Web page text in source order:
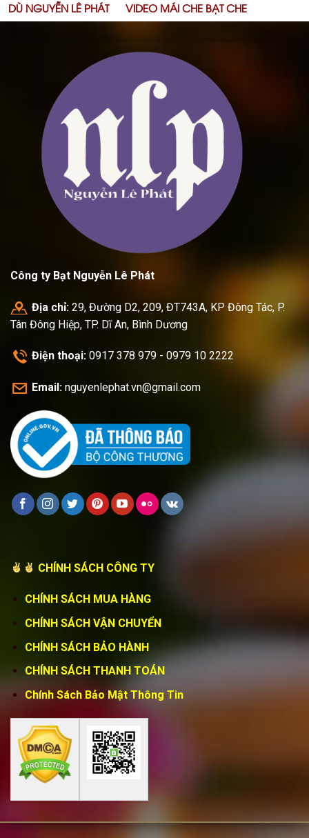
DÙ NGUYỄN LÊ PHÁT
VIDEO MÁI CHE BẠT CHE
Công ty Bạt Nguyễn Lê Phát
Địa chỉ: 29, Đường D2, 209, ĐT743A, KP Đông Tác, P.
Tân Đông Hiệp, TP. Dĩ An, Bình Dương
Điện thoại: 0917 378 979 - 0979 10 2222
Email: nguyenlephat.vn@gmail.com
CHÍNH SÁCH CÔNG TY
CHÍNH SÁCH MUA HÀNG
CHÍNH SÁCH VẬN CHUYỂN
CHÍNH SÁCH BẢO HÀNH
CHÍNH SÁCH THANH TOÁN
Chính Sách Bảo Mật Thông Tin